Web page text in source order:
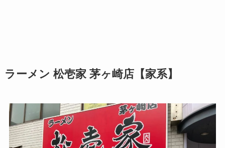
ラーメン 松壱家 茅ヶ崎店【家系】